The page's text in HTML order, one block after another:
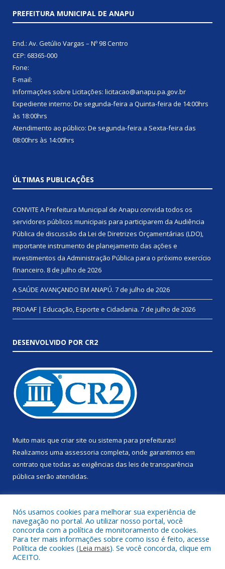
PREFEITURA MUNICIPAL DE ANAPU
End.: Av. Getúlio Vargas – Nº 98 Centro
CEP: 68365-000
Fone:
E-mail:
Informações sobre Licitações: licitacao@anapu.pa.gov.br
Expediente interno: De segunda-feira a Quinta-feira de 14:00hrs
às 18:00hrs
Atendimento ao público: De segunda-feira a Sexta-feira das
08:00hrs às 14:00hrs
ÚLTIMAS PUBLICAÇÕES
CONVITE A Prefeitura Municipal de Anapu convida todos os
servidores públicos municipais para participarem da Audiência
Pública de discussão da Lei de Diretrizes Orçamentárias (LDO),
importante instrumento de planejamento das ações e
investimentos da Administração Pública para o próximo exercício
financeiro. 8 de julho de 2026
A SAÚDE AVANÇANDO EM ANAPÚ. 7 de julho de 2026
PROAAF | Educação, Esporte e Cidadania. 7 de julho de 2026
DESENVOLVIDO POR CR2
Muito mais que criar site ou sistema para prefeituras!
Realizamos uma assessoria completa, onde garantimos em
contrato que todas as exigências das leis de transparência
pública serão atendidas.
Todos os direitos reservados a Prefeitura Municipal de Anapu.
Nós usamos cookies para melhorar sua experiência de
navegação no portal. Ao utilizar nosso portal, você
concorda com a política de monitoramento de cookies.
Para ter mais informações sobre como isso é feito, acesse
Política de cookies (Leia mais). Se você concorda, clique em
ACEITO.